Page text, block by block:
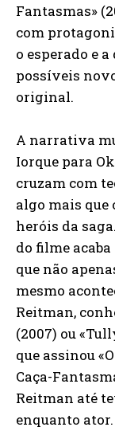
Fantasmas»
com
o esperado e
possíveis
original.
A narrativa
Iorque para
cruzam com
algo mais que
heróis da
do filme
que não
mesmo
Reitman,
(2007) ou
que assinou
Caça-
Reitman até
enquanto ator.